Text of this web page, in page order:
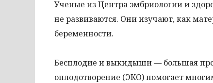
Ученые из Центра эмбриологии и
не развиваются. Они изучают, как
беременности.
Бесплодие и выкидыши — большая
оплодотворение (ЭКО) помогает